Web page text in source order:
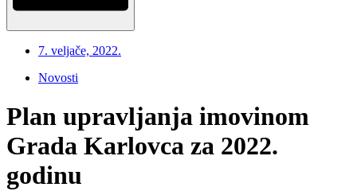
7. veljače, 2022.
Novosti
Plan upravljanja imovinom
Grada Karlovca za 2022.
godinu